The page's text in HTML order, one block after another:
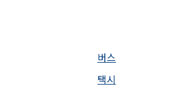
버스
택시